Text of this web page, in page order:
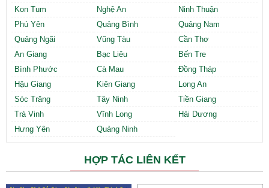
Kon Tum
Nghệ An
Ninh Thuận
Phú Yên
Quảng Bình
Quảng Nam
Quảng Ngãi
Vũng Tàu
Cần Thơ
An Giang
Bạc Liêu
Bến Tre
Bình Phước
Cà Mau
Đồng Tháp
Hậu Giang
Kiên Giang
Long An
Sóc Trăng
Tây Ninh
Tiền Giang
Trà Vinh
Vĩnh Long
Hải Dương
Hưng Yên
Quảng Ninh
HỢP TÁC LIÊN KẾT